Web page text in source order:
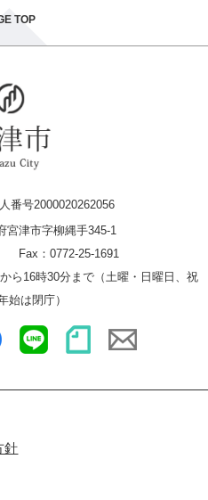
TOP
針
番号2000020262056
津市字柳縄手345-1
Fax：0772-25-1691
ら16時30分まで（土曜・日曜日、祝
始は閉庁）